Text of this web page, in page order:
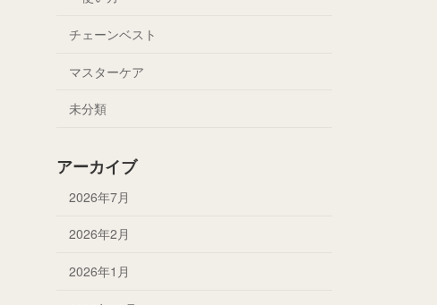
チェーンベスト
マスターケア
未分類
アーカイブ
2026年7月
2026年2月
2026年1月